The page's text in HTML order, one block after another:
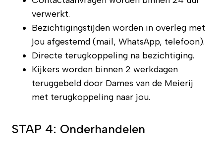
verwerkt.
Bezichtigingstijden worden in overleg met
jou afgestemd (mail, WhatsApp, telefoon).
Directe terugkoppeling na bezichtiging.
Kijkers worden binnen 2 werkdagen
teruggebeld door Dames van de Meierij
met terugkoppeling naar jou.
STAP 4: Onderhandelen